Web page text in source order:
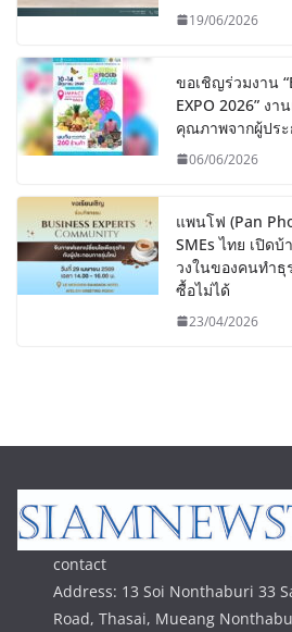
19/06/2026
ขอเชิญร่วมงาน
EXPO 2026” ง
คุณภาพจากผู้ปร
06/06/2026
แพนโฟ (Pan
SMEs ไทย เปิด
วงในของคนทำธุ
ซื้อไม่ได้
23/04/2026
contact
Address: 13 Soi Nonthaburi 33
Road, Thasai, Mueang